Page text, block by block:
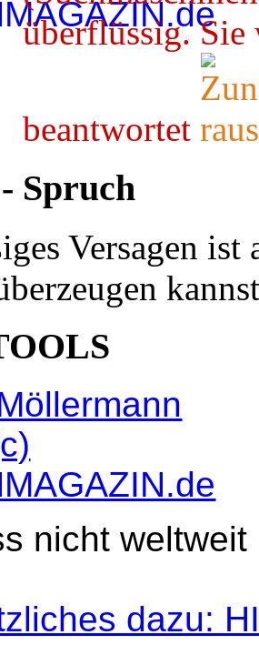
überflüssig.
beantwortet
Spruch
Versagen
nicht
dazu: